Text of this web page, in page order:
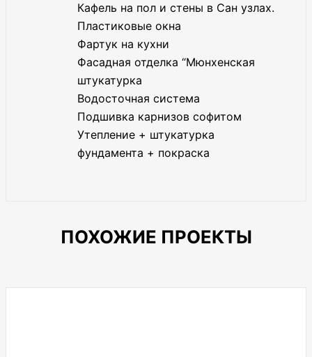
Кафель на пол и стены в Сан узлах.
Пластиковые окна
Фартук на кухни
Фасадная отделка “Мюнхенская
штукатурка
Водосточная система
Подшивка карнизов софитом
Утепление + штукатурка
фундамента + покраска
ПОХОЖИЕ ПРОЕКТЫ